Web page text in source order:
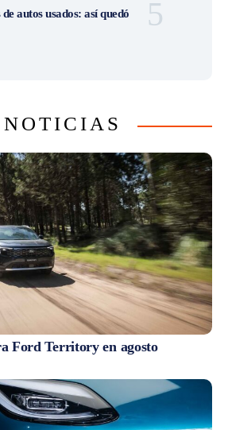
autos usados: así quedó
Ford Territory en agosto